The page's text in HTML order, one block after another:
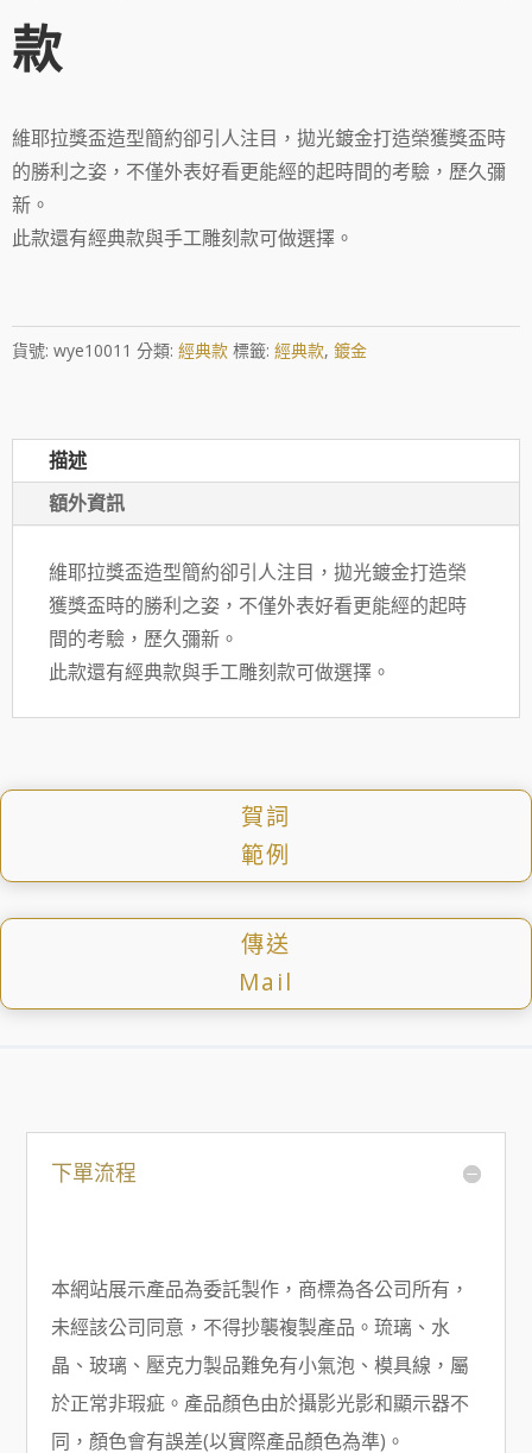
款
維耶拉獎盃造型簡約卻引人注目，拋光鍍金打造榮獲獎盃時
的勝利之姿，不僅外表好看更能經的起時間的考驗，歷久彌
新。
此款還有經典款與手工雕刻款可做選擇。
貨號: wye10011 分類: 經典款 標籤: 經典款, 鍍金
描述
額外資訊
維耶拉獎盃造型簡約卻引人注目，拋光鍍金打造榮
獲獎盃時的勝利之姿，不僅外表好看更能經的起時
間的考驗，歷久彌新。
此款還有經典款與手工雕刻款可做選擇。
賀詞
範例
傳送
Mail
下單流程
本網站展示產品為委託製作，商標為各公司所有，
未經該公司同意，不得抄襲複製產品。琉璃、水
晶、玻璃、壓克力製品難免有小氣泡、模具線，屬
於正常非瑕疵。產品顏色由於攝影光影和顯示器不
同，顏色會有誤差(以實際產品顏色為準)。